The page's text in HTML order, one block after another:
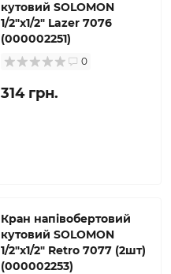
кутовий SOLOMON
1/2″х1/2″ Lazer 7076
(000002251)
0
314 грн.
Кран напівобертовий
кутовий SOLOMON
1/2″х1/2″ Retro 7077 (2шт)
(000002253)